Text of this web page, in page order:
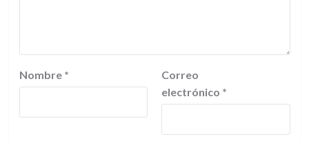
Nombre *
Correo
electrónico *